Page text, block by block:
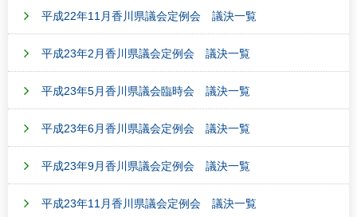
平成22年11月香川県議会定例会 議決一覧
平成23年2月香川県議会定例会 議決一覧
平成23年5月香川県議会臨時会 議決一覧
平成23年6月香川県議会定例会 議決一覧
平成23年9月香川県議会定例会 議決一覧
平成23年11月香川県議会定例会 議決一覧